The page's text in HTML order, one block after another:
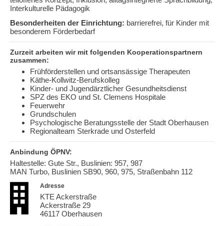
Interkulturelle Pädagogik
Besonderheiten der Einrichtung: barrierefrei, für Kinder mit
besonderem Förderbedarf
Zurzeit arbeiten wir mit folgenden Kooperationspartnern
zusammen:
Frühförderstellen und ortsansässige Therapeuten
Käthe-Kollwitz-Berufskolleg
Kinder- und Jugendärztlicher Gesundheitsdienst
SPZ des EKO und St. Clemens Hospitale
Feuerwehr
Grundschulen
Psychologische Beratungsstelle der Stadt Oberhausen
Regionalteam Sterkrade und Osterfeld
Anbindung ÖPNV:
Haltestelle: Gute Str., Buslinien: 957, 987
MAN Turbo, Buslinien SB90, 960, 975, Straßenbahn 112
Adresse
KTE Ackerstraße
Ackerstraße 29
46117 Oberhausen